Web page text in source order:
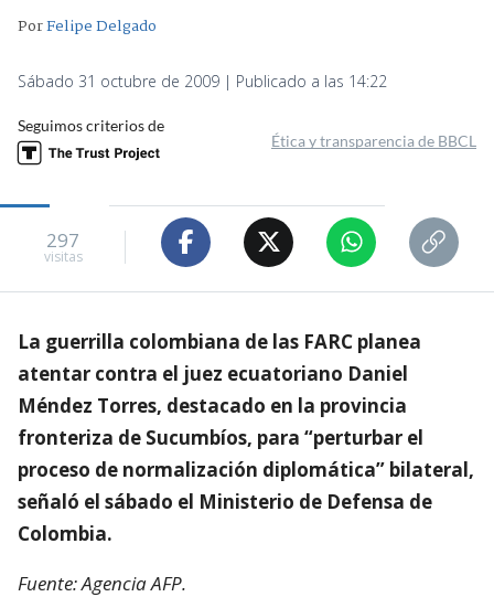
PorFelipe Delgado
Sábado 31 octubre de 2009 | Publicado a las 14:22
Seguimos criterios de
Ética y transparencia de BBCL
297
visitas
La guerrilla colombiana de las FARC planea
atentar contra el juez ecuatoriano Daniel
Méndez Torres, destacado en la provincia
fronteriza de Sucumbíos, para “perturbar el
proceso de normalización diplomática” bilateral,
señaló el sábado el Ministerio de Defensa de
Colombia.
Fuente: Agencia AFP.